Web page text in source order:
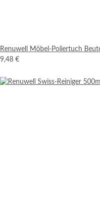
Renuwell Möbel-Poliertuch
9,48 €